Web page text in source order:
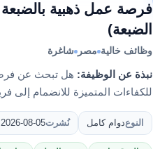
فرصة عمل ذهبية
الضبعة)
وظائف خالية مصر شاغرة
نبذة عن الوظيفة: هل تبحث عن
للكفاءات المتميزة للانضمام إلى
النوعدوام كامل نُشرت2026-08-05